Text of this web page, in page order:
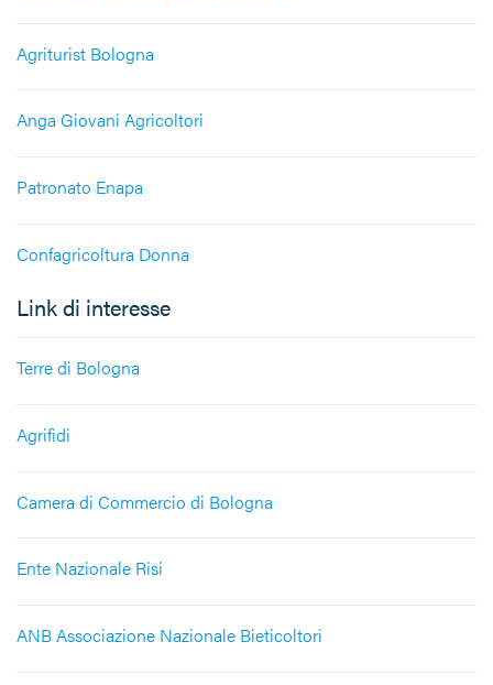
Agriturist Bologna
Anga Giovani Agricoltori
Patronato Enapa
Confagricoltura Donna
Link di interesse
Terre di Bologna
Agrifidi
Camera di Commercio di Bologna
Ente Nazionale Risi
ANB Associazione Nazionale Bieticoltori